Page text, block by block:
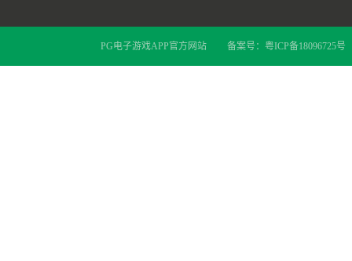
PG电子游戏APP官方网站 备案号： 粤ICP备18096725号